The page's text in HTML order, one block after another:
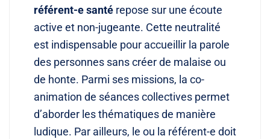
référent-e santé repose sur une écoute
active et non-jugeante. Cette neutralité
est indispensable pour accueillir la parole
des personnes sans créer de malaise ou
de honte. Parmi ses missions, la co-
animation de séances collectives permet
d’aborder les thématiques de manière
ludique. Par ailleurs, le ou la référent-e doit